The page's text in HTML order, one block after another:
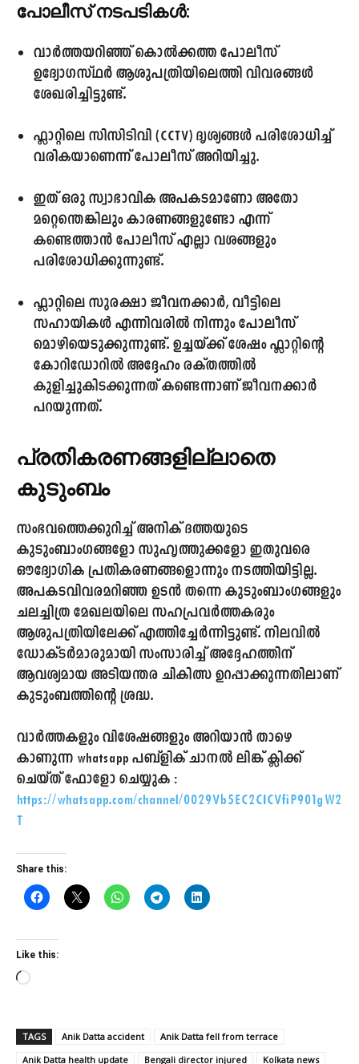
പോലീസ് നടപടികൾ:
വാർത്തയറിഞ്ഞ് കൊൽക്കത്ത പോലീസ്
ഉദ്യോഗസ്ഥർ ആശുപത്രിയിലെത്തി വിവരങ്ങൾ
ശേഖരിച്ചിട്ടുണ്ട്.
ഫ്ലാറ്റിലെ സിസിടിവി (CCTV) ദൃശ്യങ്ങൾ പരിശോധിച്ച്
വരികയാണെന്ന് പോലീസ് അറിയിച്ചു.
ഇത് ഒരു സ്വാഭാവിക അപകടമാണോ അതോ
മറ്റെന്തെങ്കിലും കാരണങ്ങളുണ്ടോ എന്ന്
കണ്ടെത്താൻ പോലീസ് എല്ലാ വശങ്ങളും
പരിശോധിക്കുന്നുണ്ട്.
ഫ്ലാറ്റിലെ സുരക്ഷാ ജീവനക്കാർ, വീട്ടിലെ
സഹായികൾ എന്നിവരിൽ നിന്നും പോലീസ്
മൊഴിയെടുക്കുന്നുണ്ട്. ഉച്ചയ്ക്ക് ശേഷം ഫ്ലാറ്റിന്റെ
കോറിഡോറിൽ അദ്ദേഹം രക്തത്തിൽ
കുളിച്ചുകിടക്കുന്നത് കണ്ടെന്നാണ് ജീവനക്കാർ
പറയുന്നത്.
പ്രതികരണങ്ങളില്ലാതെ
കുടുംബം
സംഭവത്തെക്കുറിച്ച് അനിക് ദത്തയുടെ
കുടുംബാംഗങ്ങളോ സുഹൃത്തുക്കളോ ഇതുവരെ
ഔദ്യോഗിക പ്രതികരണങ്ങളൊന്നും നടത്തിയിട്ടില്ല.
അപകടവിവരമറിഞ്ഞ ഉടൻ തന്നെ കുടുംബാംഗങ്ങളും
ചലച്ചിത്ര മേഖലയിലെ സഹപ്രവർത്തകരും
ആശുപത്രിയിലേക്ക് എത്തിച്ചേർന്നിട്ടുണ്ട്. നിലവിൽ
ഡോക്ടർമാരുമായി സംസാരിച്ച് അദ്ദേഹത്തിന്
ആവശ്യമായ അടിയന്തര ചികിത്സ ഉറപ്പാക്കുന്നതിലാണ്
കുടുംബത്തിന്റെ ശ്രദ്ധ.
വാർത്തകളും വിശേഷങ്ങളും അറിയാൻ താഴെ
കാണുന്ന whatsapp പബ്ളിക് ചാനൽ ലിങ്ക് ക്ലിക്ക്
ചെയ്ത് ഫോളോ ചെയ്യുക :
https://whatsapp.com/channel/0029Vb5EC2CICVfiP901gW2
T
Share this:
Like this:
d
TAGS Anik Datta accident
Anik Datta fell from terrace
Anik Datta health update
Bengali director injured Kolkata news